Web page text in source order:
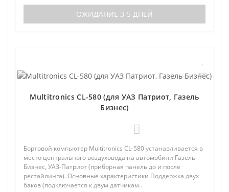
ОЖИДАНИЕ 3-5 ДНЕЙ
Multitronics CL-580 (для УАЗ Патриот, Газель
Бизнес)
Бортовой компьютер Multitronics CL-580 устанавливается в
место центрального воздуховода на автомобили Газель-
Бизнес, УАЗ-Патриот (приборная панель до и после
рестайлинга). Основные характеристики Поддержка двух
баков (подключается к двум датчикам..